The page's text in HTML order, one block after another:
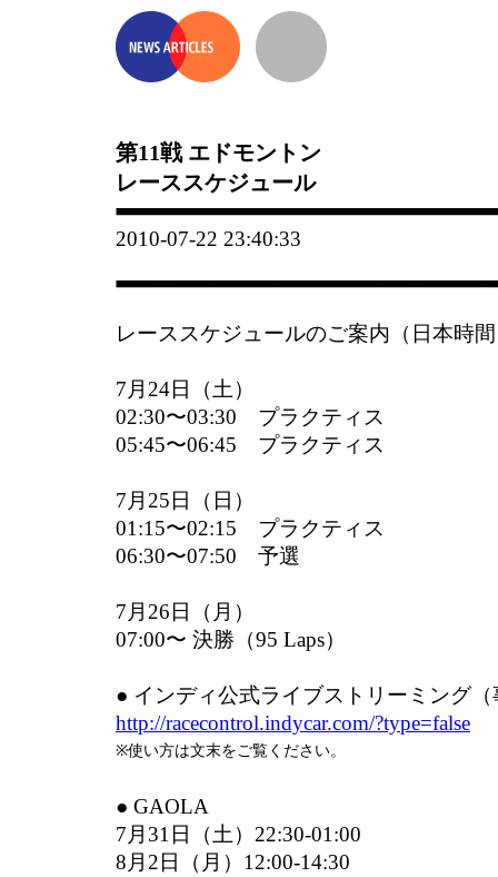
第11戦 エドモントン
レーススケジュール
2010-07-22 23:40:33
レーススケジュールのご案内（日本時
7月24日（土）
02:30〜03:30 プラクティス
05:45〜06:45 プラクティス
7月25日（日）
01:15〜02:15 プラクティス
06:30〜07:50 予選
7月26日（月）
07:00〜 決勝（95 Laps）
● インディ公式ライブストリーミング
http://racecontrol.indycar.com/?type=false
※使い方は文末をご覧ください。
● GAOLA
7月31日（土）22:30-01:00
8月2日（月）12:00-14:30